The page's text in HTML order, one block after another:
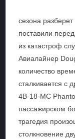
сезона
поставили
из катастроф
Авиалайнер
количество
сталкивается с
4B-18-MC
пассажирском
трагедия
столкновение